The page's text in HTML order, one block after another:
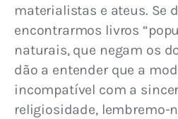
materialistas e ateus. Se
encontrarmos livros
naturais, que negam os
dão a entender que a
incompatível com a
religiosidade, lembremo-